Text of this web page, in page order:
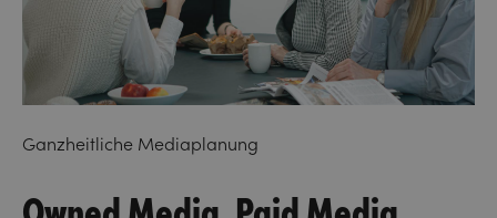
Ganzheitliche Mediaplanung